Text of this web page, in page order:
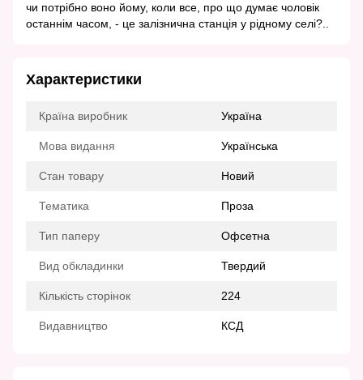
чи потрібно воно йому, коли все, про що думає чоловік
останнім часом, - це залізнична станція у рідному селі?..
Характеристики
Країна виробник Україна
Мова видання Українська
Стан товару Новий
Тематика Проза
Тип паперу Офсетна
Вид обкладинки Твердий
Кількість сторінок 224
Видавництво КСД